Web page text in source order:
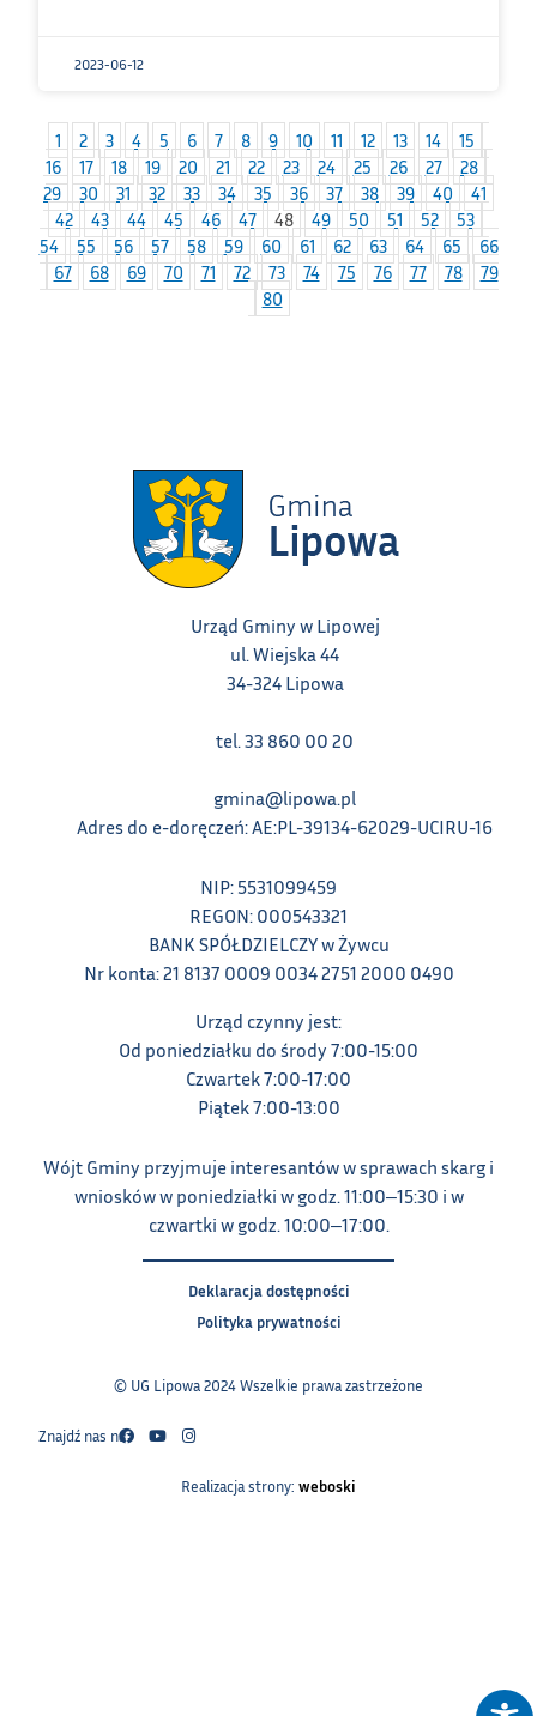
2023-06-12
1 2 3 4 5 6 7 8 9 10 11 12 13 14
15
16
17 18 19 20 21 22 23 24 25 26 27
28
29
30 31 32 33 34 35 36 37 38 39 40
41
42
43 44 45 46 47 48 49 50 51 52
53
54
55 56 57 58 59 60 61 62 63 64 65
66
67
68 69 70 71 72 73 74 75 76 77 78
79
80
Urząd Gminy w Lipowej
ul. Wiejska 44
34-324 Lipowa
tel. 33 860 00 20
gmina@lipowa.pl
Adres do e-doręczeń: AE:PL-39134-62029-UCIRU-16
NIP: 5531099459
REGON: 000543321
BANK SPÓŁDZIELCZY w Żywcu
Nr konta: 21 8137 0009 0034 2751 2000 0490
Urząd czynny jest:
Od poniedziałku do środy 7:00-15:00
Czwartek 7:00-17:00
Piątek 7:00-13:00
Wójt Gminy przyjmuje interesantów w sprawach skarg i
wniosków w poniedziałki w godz. 11:00‒15:30 i w
czwartki w godz. 10:00‒17:00.
Deklaracja dostępności
Polityka prywatności
© UG Lipowa 2024 Wszelkie prawa zastrzeżone
Znajdź nas na:
Realizacja strony: weboski